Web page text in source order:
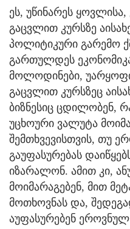
ეს, უწინარეს
გაცვლით კურსზე
პოლიტიკური გარემო
გართულდეს
მოლოდინები,
გაცვლით კურსზეც
ბიზნესიც ცდილობენ,
უცხოური ვალუტა
შემთხვევისთვის, თუ
გაუფასურებას
იზარალონ. ამით კი,
მოიმარაგებენ, მით
მოთხოვნას და,
აუფასურებენ